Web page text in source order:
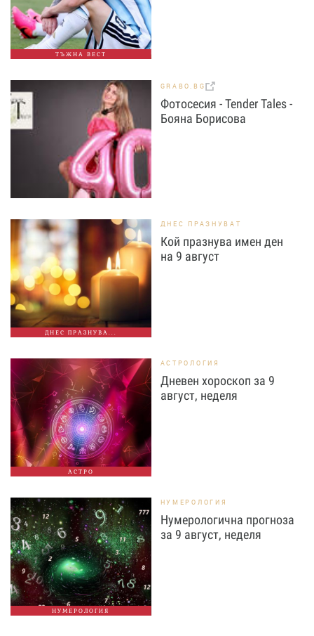
ТЪЖНА ВЕСТ
GRABO.BG
Фотосесия - Tender Tales -
Бояна Борисова
ДНЕС ПРАЗНУВА...
ДНЕС ПРАЗНУВАТ
Кой празнува имен ден
на 9 август
АСТРО
АСТРОЛОГИЯ
Дневен хороскоп за 9
август, неделя
НУМЕРОЛОГИЯ
НУМЕРОЛОГИЯ
Нумерологична прогноза
за 9 август, неделя